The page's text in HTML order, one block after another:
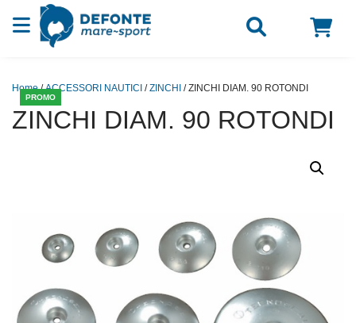
Vai al contenuto
PROMO
Home/ACCESSORI NAUTICI /ZINCHI / ZINCHI DIAM. 90 ROTONDI
ZINCHI DIAM. 90 ROTONDI